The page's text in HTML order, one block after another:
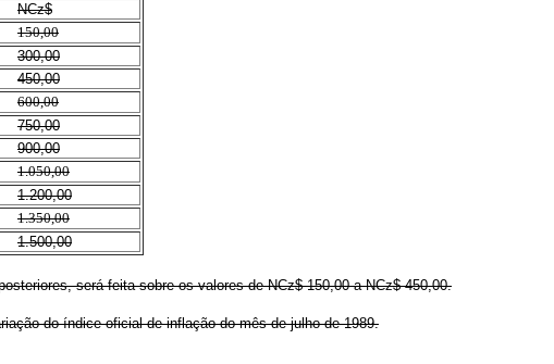
NCz$
150,00
300,00
450,00
600,00
750,00
900,00
1.050,00
1.200,00
1.350,00
1.500,00
será feita sobre os valores de NCz$ 150,00 a NCz$ 450,00.
do índice oficial de inflação do mês de julho de 1989.